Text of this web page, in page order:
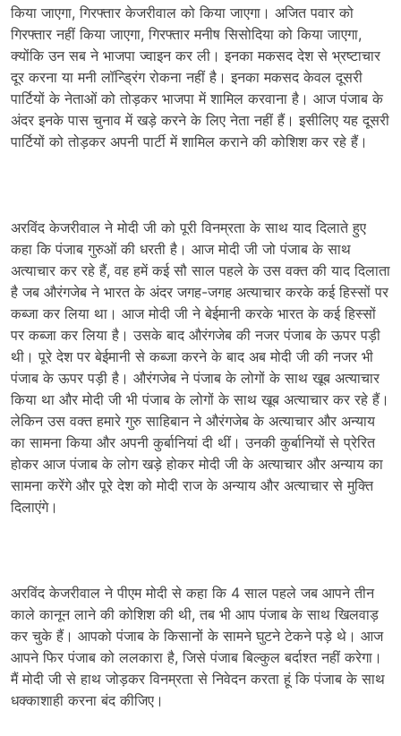
किया जाएगा, गिरफ्तार केजरीवाल को किया जाएगा। अजित पवार को
गिरफ्तार नहीं किया जाएगा, गिरफ्तार मनीष सिसोदिया को किया जाएगा,
क्योंकि उन सब ने भाजपा ज्वाइन कर ली। इनका मकसद देश से भ्रष्टाचार
दूर करना या मनी लॉन्ड्रिंग रोकना नहीं है। इनका मकसद केवल दूसरी
पार्टियों के नेताओं को तोड़कर भाजपा में शामिल करवाना है। आज पंजाब के
अंदर इनके पास चुनाव में खड़े करने के लिए नेता नहीं हैं। इसीलिए यह दूसरी
पार्टियों को तोड़कर अपनी पार्टी में शामिल कराने की कोशिश कर रहे हैं।
अरविंद केजरीवाल ने मोदी जी को पूरी विनम्रता के साथ याद दिलाते हुए
कहा कि पंजाब गुरुओं की धरती है। आज मोदी जी जो पंजाब के साथ
अत्याचार कर रहे हैं, वह हमें कई सौ साल पहले के उस वक्त की याद दिलाता
है जब औरंगजेब ने भारत के अंदर जगह-जगह अत्याचार करके कई हिस्सों पर
कब्जा कर लिया था। आज मोदी जी ने बेईमानी करके भारत के कई हिस्सों
पर कब्जा कर लिया है। उसके बाद औरंगजेब की नजर पंजाब के ऊपर पड़ी
थी। पूरे देश पर बेईमानी से कब्जा करने के बाद अब मोदी जी की नजर भी
पंजाब के ऊपर पड़ी है। औरंगजेब ने पंजाब के लोगों के साथ खूब अत्याचार
किया था और मोदी जी भी पंजाब के लोगों के साथ खूब अत्याचार कर रहे हैं।
लेकिन उस वक्त हमारे गुरु साहिबान ने औरंगजेब के अत्याचार और अन्याय
का सामना किया और अपनी कुर्बानियां दी थीं। उनकी कुर्बानियों से प्रेरित
होकर आज पंजाब के लोग खड़े होकर मोदी जी के अत्याचार और अन्याय का
सामना करेंगे और पूरे देश को मोदी राज के अन्याय और अत्याचार से मुक्ति
दिलाएंगे।
अरविंद केजरीवाल ने पीएम मोदी से कहा कि 4 साल पहले जब आपने तीन
काले कानून लाने की कोशिश की थी, तब भी आप पंजाब के साथ खिलवाड़
कर चुके हैं। आपको पंजाब के किसानों के सामने घुटने टेकने पड़े थे। आज
आपने फिर पंजाब को ललकारा है, जिसे पंजाब बिल्कुल बर्दाश्त नहीं करेगा।
मैं मोदी जी से हाथ जोड़कर विनम्रता से निवेदन करता हूं कि पंजाब के साथ
धक्काशाही करना बंद कीजिए।